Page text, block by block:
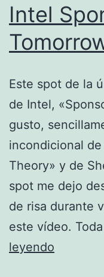
Intel
Este spot de la
de Intel,
gusto,
incondicional
Theory» y de
spot me dejo
de risa durante
este vídeo.
leyendo